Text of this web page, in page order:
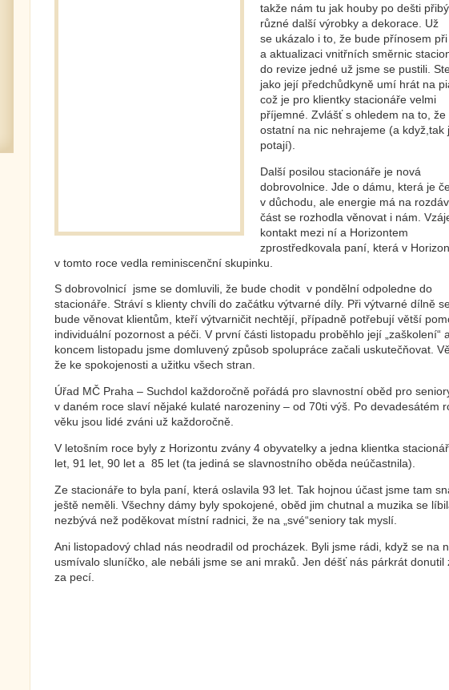
takže nám tu jak houby po dešti
různé další výrobky a dekorace. Už
se ukázalo i to, že bude přínosem
a aktualizaci vnitřních směrnic
do revize jedné už jsme se pustili.
jako její předchůdkyně umí hrát na
což je pro klientky stacionáře velmi
příjemné. Zvlášť s ohledem na to, že
ostatní na nic nehrajeme (a když,tak
potají).
Další posilou stacionáře je nová
dobrovolnice. Jde o dámu, která je
v důchodu, ale energie má na
část se rozhodla věnovat i nám.
kontakt mezi ní a Horizontem
zprostředkovala paní, která v
v tomto roce vedla reminiscenční skupinku.
S dobrovolnicí jsme se domluvili, že bude chodit v pondělní odpoledne do
stacionáře. Stráví s klienty chvíli do začátku výtvarné díly. Při výtvarné dílně
bude věnovat klientům, kteří výtvarničit nechtějí, případně potřebují větší
individuální pozornost a péči. V první části listopadu proběhlo její „zaškolení“
koncem listopadu jsme domluvený způsob spolupráce začali uskutečňovat.
že ke spokojenosti a užitku všech stran.
Úřad MČ Praha – Suchdol každoročně pořádá pro slavnostní oběd pro
v daném roce slaví nějaké kulaté narozeniny – od 70ti výš. Po devadesátém
věku jsou lidé zváni už každoročně.
V letošním roce byly z Horizontu zvány 4 obyvatelky a jedna klientka
let, 91 let, 90 let a 85 let (ta jediná se slavnostního oběda neúčastnila).
Ze stacionáře to byla paní, která oslavila 93 let. Tak hojnou účast jsme tam
ještě neměli. Všechny dámy byly spokojené, oběd jim chutnal a muzika se
nezbývá než poděkovat místní radnici, že na „své“seniory tak myslí.
Ani listopadový chlad nás neodradil od procházek. Byli jsme rádi, když se na
usmívalo sluníčko, ale nebáli jsme se ani mraků. Jen déšť nás párkrát donutil
za pecí.